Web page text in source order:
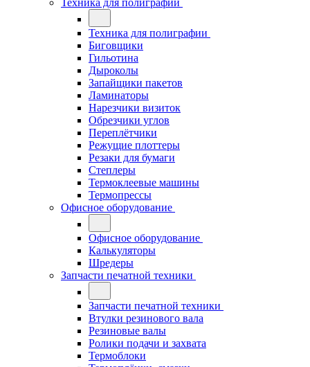
Техника для полиграфии
Техника для полиграфии
Биговщики
Гильотина
Дыроколы
Запайщики пакетов
Ламинаторы
Нарезчики визиток
Обрезчики углов
Переплётчики
Режущие плоттеры
Резаки для бумаги
Степлеры
Термоклеевые машины
Термопрессы
Офисное оборудование
Офисное оборудование
Калькуляторы
Шредеры
Запчасти печатной техники
Запчасти печатной техники
Втулки резинового вала
Резиновые валы
Ролики подачи и захвата
Термоблоки